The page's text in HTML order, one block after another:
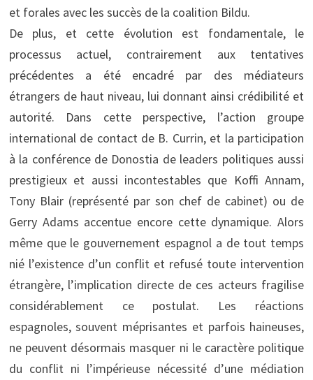
et forales avec les succès de la coalition Bildu.
De plus, et cette évolution est fondamentale, le
processus actuel, contrairement aux tentatives
précédentes a été encadré par des médiateurs
étrangers de haut niveau, lui donnant ainsi crédibilité et
autorité. Dans cette perspective, l’action groupe
international de contact de B. Currin, et la participation
à la conférence de Donostia de leaders politiques aussi
prestigieux et aussi incontestables que Koffi Annam,
Tony Blair (représenté par son chef de cabinet) ou de
Gerry Adams accentue encore cette dynamique. Alors
même que le gouvernement espagnol a de tout temps
nié l’existence d’un conflit et refusé toute intervention
étrangère, l’implication directe de ces acteurs fragilise
considérablement ce postulat. Les réactions
espagnoles, souvent méprisantes et parfois haineuses,
ne peuvent désormais masquer ni le caractère politique
du conflit ni l’impérieuse nécessité d’une médiation